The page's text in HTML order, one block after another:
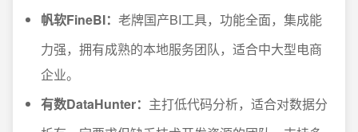
帆软FineBI： 老牌国产BI工具，功能全面，集成能
力强，拥有成熟的本地服务团队，适合中大型电商
企业。
有数DataHunter： 主打低代码分析，适合对数据分